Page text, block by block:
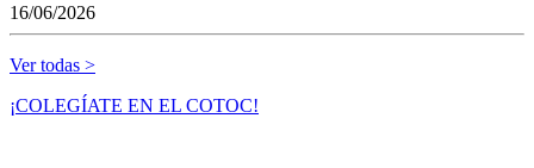
16/06/2026
Ver todas >
¡COLEGÍATE EN EL COTOC!